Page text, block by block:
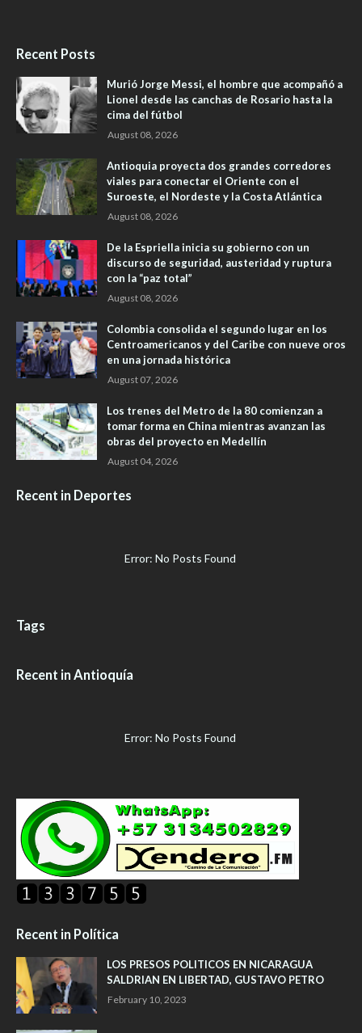
Recent Posts
Murió Jorge Messi, el hombre que acompañó a
Lionel desde las canchas de Rosario hasta la
cima del fútbol
August 08, 2026
Antioquia proyecta dos grandes corredores
viales para conectar el Oriente con el
Suroeste, el Nordeste y la Costa Atlántica
August 08, 2026
De la Espriella inicia su gobierno con un
discurso de seguridad, austeridad y ruptura
con la “paz total”
August 08, 2026
Colombia consolida el segundo lugar en los
Centroamericanos y del Caribe con nueve oros
en una jornada histórica
August 07, 2026
Los trenes del Metro de la 80 comienzan a
tomar forma en China mientras avanzan las
obras del proyecto en Medellín
August 04, 2026
Recent in Deportes
Error: No Posts Found
Tags
Recent in Antioquía
Error: No Posts Found
Recent in Política
LOS PRESOS POLITICOS EN NICARAGUA
SALDRIAN EN LIBERTAD, GUSTAVO PETRO
February 10, 2023